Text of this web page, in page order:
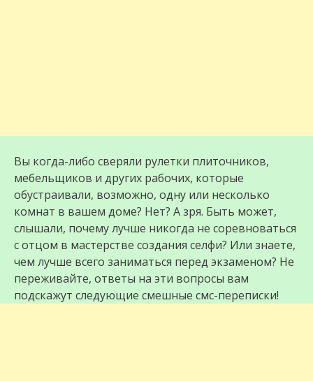
Вы когда-либо сверяли рулетки плиточников,
мебельщиков и других рабочих, которые
обустраивали, возможно, одну или несколько
комнат в вашем доме? Нет? А зря. Быть может,
слышали, почему лучше никогда не соревноваться
с отцом в мастерстве создания селфи? Или знаете,
чем лучше всего заниматься перед экзаменом? Не
переживайте, ответы на эти вопросы вам
подскажут следующие смешные смс-переписки!